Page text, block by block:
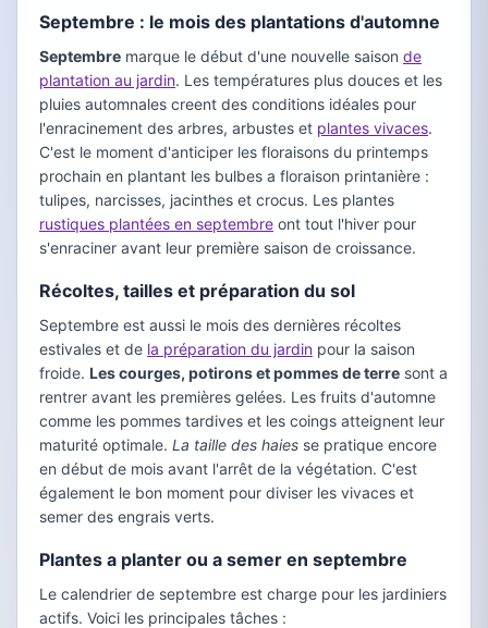
Septembre : le mois des plantations d'automne
Septembre marque le début d'une nouvelle saison de
plantation au jardin. Les températures plus douces et les
pluies automnales creent des conditions idéales pour
l'enracinement des arbres, arbustes et plantes vivaces.
C'est le moment d'anticiper les floraisons du printemps
prochain en plantant les bulbes a floraison printanière :
tulipes, narcisses, jacinthes et crocus. Les plantes
rustiques plantées en septembre ont tout l'hiver pour
s'enraciner avant leur première saison de croissance.
Récoltes, tailles et préparation du sol
Septembre est aussi le mois des dernières récoltes
estivales et de la préparation du jardin pour la saison
froide. Les courges, potirons et pommes de terre sont a
rentrer avant les premières gelées. Les fruits d'automne
comme les pommes tardives et les coings atteignent leur
maturité optimale. La taille des haies se pratique encore
en début de mois avant l'arrêt de la végétation. C'est
également le bon moment pour diviser les vivaces et
semer des engrais verts.
Plantes a planter ou a semer en septembre
Le calendrier de septembre est charge pour les jardiniers
actifs. Voici les principales tâches :